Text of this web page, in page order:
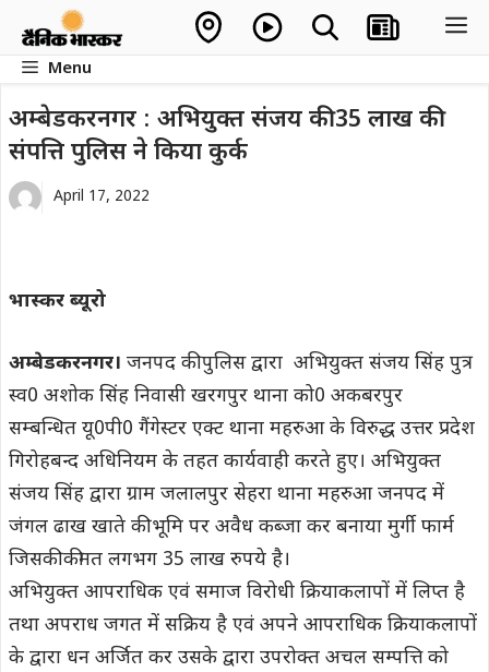
contentMenu
अम्बेडकरनगर : अभियुक्त संजय की 35 लाख की
संपत्ति पुलिस ने किया कुर्क
April 17, 2022
भास्कर ब्यूरो
अम्बेडकरनगर। जनपद की पुलिस द्वारा अभियुक्त संजय सिंह पुत्र
स्व0 अशोक सिंह निवासी खरगपुर थाना को0 अकबरपुर
सम्बन्धित यू0पी0 गैंगेस्टर एक्ट थाना महरुआ के विरुद्ध उत्तर प्रदेश
गिरोहबन्द अधिनियम के तहत कार्यवाही करते हुए। अभियुक्त
संजय सिंह द्वारा ग्राम जलालपुर सेहरा थाना महरुआ जनपद में
जंगल ढाख खाते की भूमि पर अवैध कब्जा कर बनाया मुर्गी फार्म
जिसकी कीमत लगभग 35 लाख रुपये है।
अभियुक्त आपराधिक एवं समाज विरोधी क्रियाकलापों में लिप्त है
तथा अपराध जगत में सक्रिय है एवं अपने आपराधिक क्रियाकलापों
के द्वारा धन अर्जित कर उसके द्वारा उपरोक्त अचल सम्पत्ति को